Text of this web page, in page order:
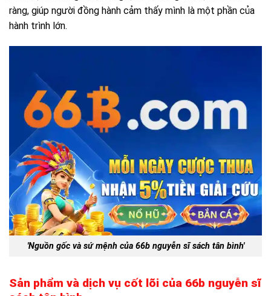
ràng, giúp người đồng hành cảm thấy mình là một phần của
hành trình lớn.
'Nguồn gốc và sứ mệnh của 66b nguyễn sĩ sách tân bình'
Sản phẩm và dịch vụ cốt lõi của 66b nguyễn sĩ